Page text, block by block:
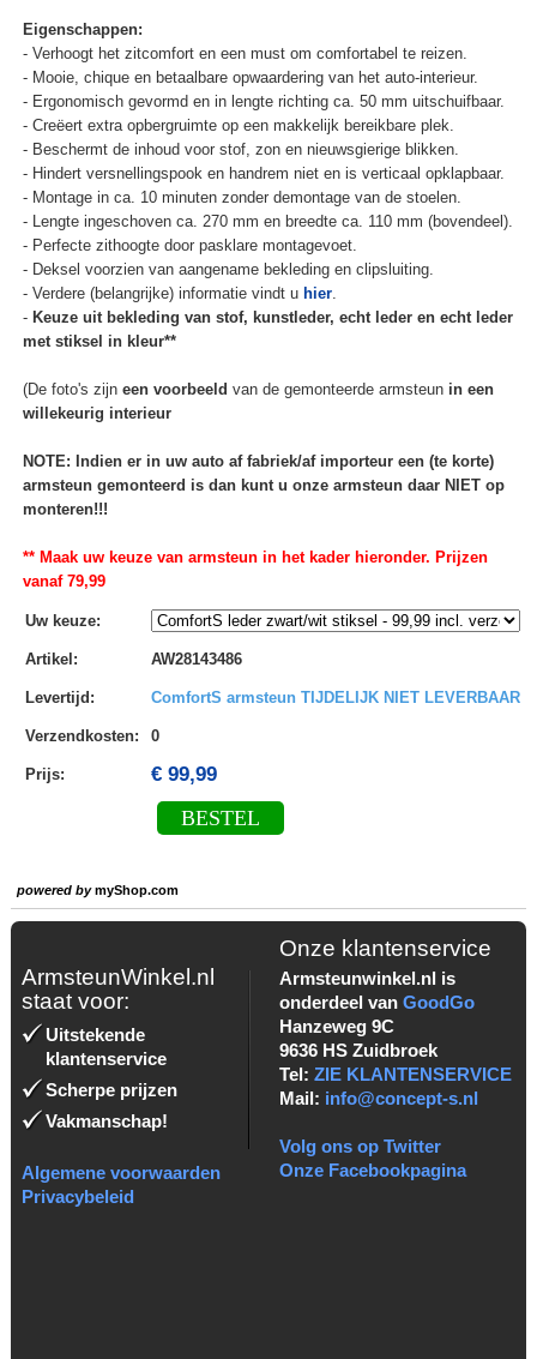
Eigenschappen:
- Verhoogt het zitcomfort en een must om comfortabel te reizen.
- Mooie, chique en betaalbare opwaardering van het auto-interieur.
- Ergonomisch gevormd en in lengte richting ca. 50 mm uitschuifbaar.
- Creëert extra opbergruimte op een makkelijk bereikbare plek.
- Beschermt de inhoud voor stof, zon en nieuwsgierige blikken.
- Hindert versnellingspook en handrem niet en is verticaal opklapbaar.
- Montage in ca. 10 minuten zonder demontage van de stoelen.
- Lengte ingeschoven ca. 270 mm en breedte ca. 110 mm (bovendeel).
- Perfecte zithoogte door pasklare montagevoet.
- Deksel voorzien van aangename bekleding en clipsluiting.
- Verdere (belangrijke) informatie vindt u hier.
- Keuze uit bekleding van stof, kunstleder, echt leder en echt leder
met stiksel in kleur**
(De foto's zijn een voorbeeld van de gemonteerde armsteun in een
willekeurig interieur
NOTE: Indien er in uw auto af fabriek/af importeur een (te korte)
armsteun gemonteerd is dan kunt u onze armsteun daar NIET op
monteren!!!
** Maak uw keuze van armsteun in het kader hieronder. Prijzen
vanaf 79,99
Uw keuze:
Artikel : AW28143486
Levertijd : ComfortS armsteun TIJDELIJK NIET LEVERBAAR
Verzendkosten: 0
Prijs: € 99,99
BESTEL
powered bymyShop.com
ArmsteunWinkel.nl
staat voor:
Uitstekende
klantenservice
Scherpe prijzen
Vakmanschap!
Algemene voorwaarden
Privacybeleid
Onze klantenservice
Armsteunwinkel.nl is
onderdeel van GoodGo
Hanzeweg 9C
9636 HS Zuidbroek
Tel: ZIE KLANTENSERVICE
Mail: info@concept-s.nl
Volg ons op Twitter
Onze Facebookpagina